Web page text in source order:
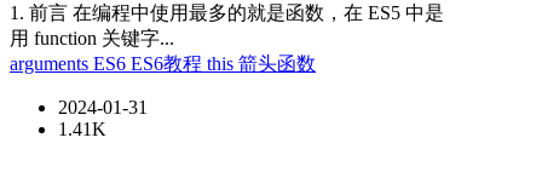
1. 前言 在编程中使用最多的就是函数，在 ES5 中是
用 function 关键字...
arguments ES6 ES6教程 this 箭头函数
2024-01-31
1.41K